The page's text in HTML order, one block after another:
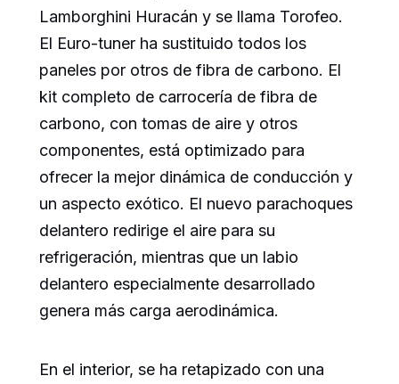
Lamborghini Huracán y se llama Torofeo.
El Euro-tuner ha sustituido todos los
paneles por otros de fibra de carbono. El
kit completo de carrocería de fibra de
carbono, con tomas de aire y otros
componentes, está optimizado para
ofrecer la mejor dinámica de conducción y
un aspecto exótico. El nuevo parachoques
delantero redirige el aire para su
refrigeración, mientras que un labio
delantero especialmente desarrollado
genera más carga aerodinámica.
En el interior, se ha retapizado con una